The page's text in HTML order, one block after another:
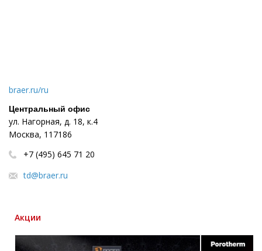
braer.ru/ru
Центральный офис
ул. Нагорная, д. 18, к.4
Москва, 117186
+7 (495) 645 71 20
td@braer.ru
Акции